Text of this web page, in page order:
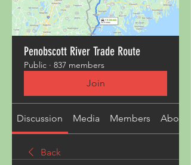
Penobscott River Trade Route
Public · 837 members
Join
Discussion Media Members About
Back